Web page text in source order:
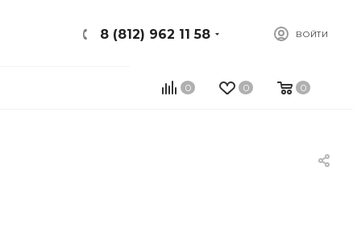
ВОЙТИ
8 (812) 962 11 58
0 0 0